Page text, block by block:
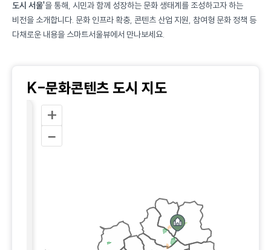
도시 서울'을 통해, 시민과 함께 성장하는 문화 생태계를 조성하고자 하는
비전을 소개합니다. 문화 인프라 확충, 콘텐츠 산업 지원, 참여형 문화 정책 등
다채로운 내용을 스마트서울뷰에서 만나보세요.
K-문화콘텐츠 도시 지도
+
–